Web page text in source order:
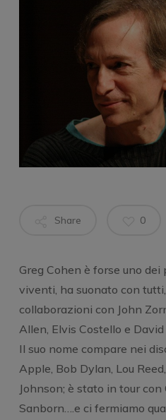
Share 0
Greg Cohen è forse uno
viventi, ha suonato con
collaborazioni con John
Allen, Elvis Costello e
Il suo nome compare nei
Apple, Bob Dylan, Lou
Johnson; è stato in tour
Sanborn….e ci fermiamo